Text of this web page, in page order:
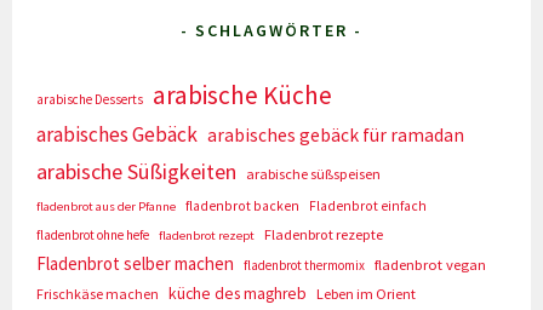
- SCHLAGWÖRTER -
arabische Desserts arabische Küche
arabisches Gebäck arabisches gebäck für ramadan
arabische Süßigkeiten arabische süßspeisen
fladenbrot aus der Pfanne fladenbrot backen
Fladenbrot einfach
fladenbrot ohne hefe
fladenbrot rezept Fladenbrot rezepte
Fladenbrot selber machen fladenbrot thermomix fladenbrot vegan
Frischkäse machen
küche des maghreb
Leben im Orient